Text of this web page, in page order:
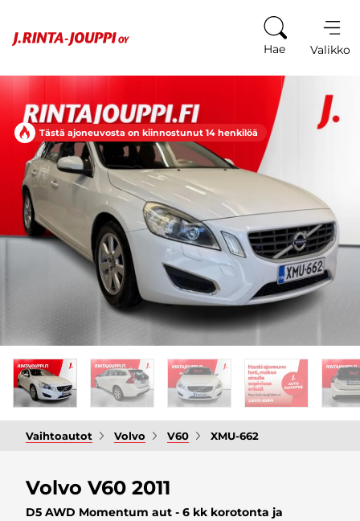
Hae Valikko
Tästä ajoneuvosta on kiinnostunut 14 henkilöä
Vaihtoautot Volvo V60 XMU-662
Volvo V60 2011
D5 AWD Momentum aut - 6 kk korotonta ja